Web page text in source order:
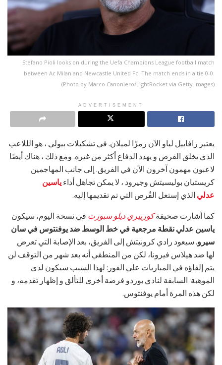
Stefano Pioli looks on during the Uefa Champions League football match
between Ac Milan and Newcastle United Fc. The match ends in a tie 0-0.
(Photo by Marco Canoniero/LightRocket via Getty Images)
ADVERTISEMENT
يعتبر رافاييل لياو الآن رمزًا لميلان. في تشكيلات بيولي ، هو الللاعب
الذي يخلق الفرص و يهدد الدفاع أكثر من غيره. ومع ذلك ، هناك أيضًا
لاعبون مهمون آخرون الآن في الفريق. إلى جانب المهاجمين
كريستيان بوليسيتش وجيرود ، لا يمكن تجاهل أداء ياسين
عدلي الذي إستغل الفُرص التي تم تقديمها إليه.
كما أشارت صحيفةكورييري ديلو سبورت في نسخة اليوم، سيكون
ياسين عدلي نقطة مرجعية في خط الوسط ضد يوفنتوس في سان
سيرو. سيعود رادي كرونيتش إلى الفريق، بعد الإصابة التي تعرض
لها ضد هيلاس فيرونا، لكن من المنطقي أنه بعد شهر من التوقف لن
يتم إلقاؤه في المباريات على الفور: لهذا السبب سيكون لدى
الموهبة السابقة لنادي بوردو فرصة أخرى للتألق و إظهار تقدمه، و
لكن هذه المرة أمام يوفنتوس.